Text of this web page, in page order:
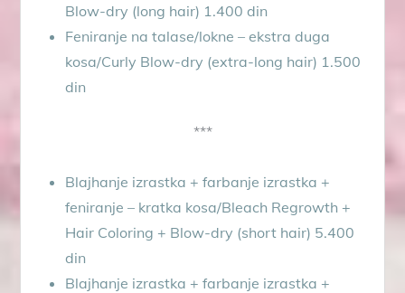
Blow-dry (long hair) 1.400 din
Feniranje na talase/lokne – ekstra duga
kosa/Curly Blow-dry (extra-long hair) 1.500
din
***
Blajhanje izrastka + farbanje izrastka +
feniranje – kratka kosa/Bleach Regrowth +
Hair Coloring + Blow-dry (short hair) 5.400
din
Blajhanje izrastka + farbanje izrastka +